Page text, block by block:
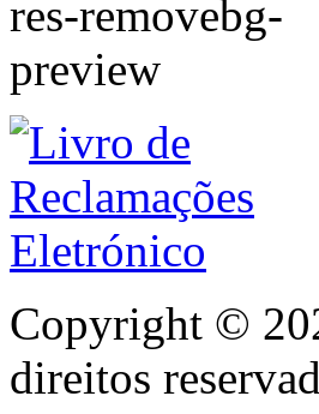
Copyright ©
direitos